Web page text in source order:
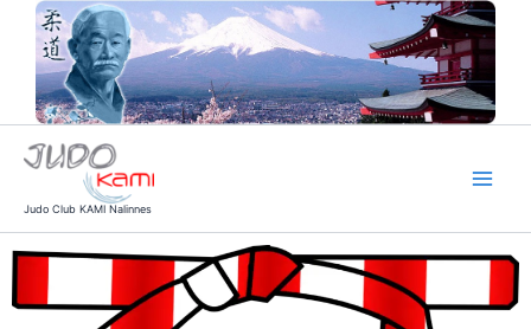
contenu
Judo Club KAMI Nalinnes